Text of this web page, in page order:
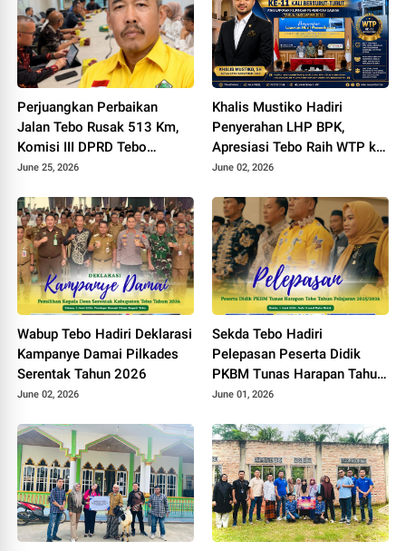
Perjuangkan Perbaikan
Jalan Tebo Rusak 513 Km,
Komisi III DPRD Tebo
Datangi Kemen PU
June 25, 2026
Khalis Mustiko Hadiri
Penyerahan LHP BPK,
Apresiasi Tebo Raih WTP ke
11
June 02, 2026
Wabup Tebo Hadiri Deklarasi
Kampanye Damai Pilkades
Serentak Tahun 2026
June 02, 2026
Sekda Tebo Hadiri
Pelepasan Peserta Didik
PKBM Tunas Harapan Tahun
Pelajaran 2025 - 2026
June 01, 2026